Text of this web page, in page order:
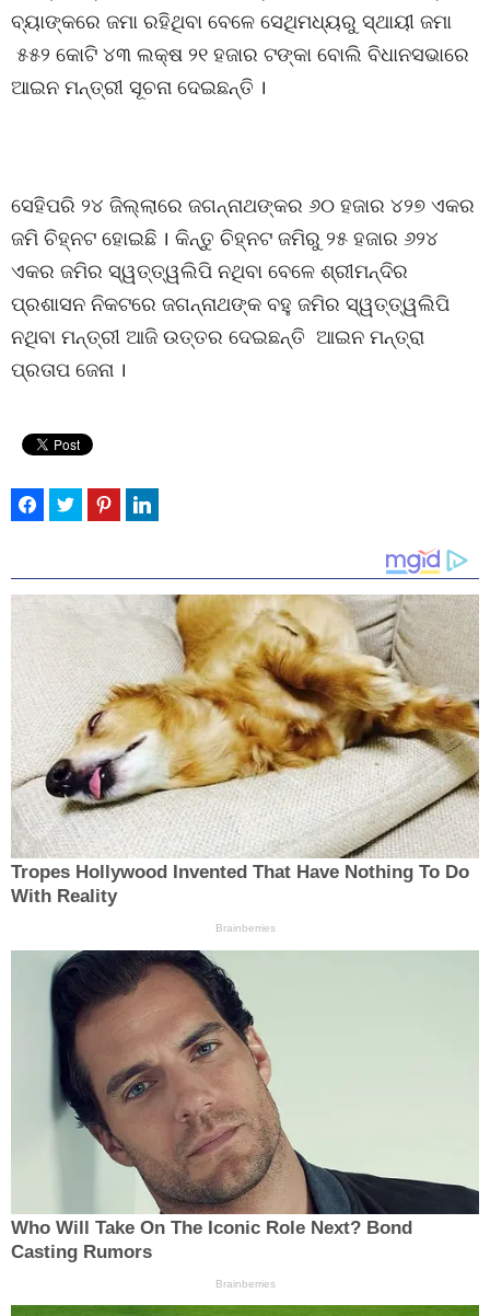
ବ୍ୟାଙ୍କରେ ଜମା ରହିଥିବା ବେଳେ ସେଥିମଧ୍ୟରୁ ସ୍ଥାୟୀ ଜମା
୫୫୨ କୋଟି ୪୩ ଲକ୍ଷ ୨୧ ହଜାର ଟଙ୍କା ବୋଲି ବିଧାନସଭାରେ
ଆଇନ ମନ୍ତ୍ରୀ ସୂଚନା ଦେଇଛନ୍ତି ।
ସେହିପରି ୨୪ ଜିଲ୍ଲାରେ ଜଗନ୍ନାଥଙ୍କର ୬୦ ହଜାର ୪୨୭ ଏକର
ଜମି ଚିହ୍ନଟ ହୋଇଛି । କିନ୍ତୁ ଚିହ୍ନଟ ଜମିରୁ ୨୫ ହଜାର ୬୨୪
ଏକର ଜମିର ସ୍ୱତ୍ତ୍ୱଲିପି ନଥିବା ବେଳେ ଶ୍ରୀମନ୍ଦିର
ପ୍ରଶାସନ ନିକଟରେ ଜଗନ୍ନାଥଙ୍କ ବହୁ ଜମିର ସ୍ୱତ୍ତ୍ୱଲିପି
ନଥିବା ମନ୍ତ୍ରୀ ଆଜି ଉତ୍ତର ଦେଇଛନ୍ତି ଆଇନ ମନ୍ତ୍ରା
ପ୍ରତାପ ଜେନା ।